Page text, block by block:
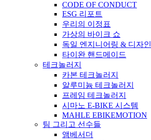
CODE OF CONDUCT
ESG 리포트
우리의 이정표
가상의 바이크 쇼
독일 엔지니어링 & 디자인
타이완 핸드메이드
테크놀러지
카본 테크놀러지
알루미늄 테크놀러지
프레임 테크놀러지
시마노 E-BIKE 시스템
MAHLE EBIKEMOTION
팀 그리고 선수들
앰베서더